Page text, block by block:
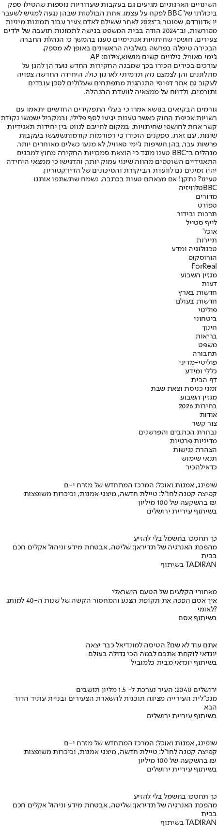
השינויים הארגוניים מגיעים גם בעקבות שערוריות נוספות שהטילו ספק
ביכולתו של BBC לפקח על עצמו. אחת הבולטות שבהן נגעה למגיש לשעבר
יו אדוורדס, שפוטר ב־2023 לאחר ששילם לאדם צעיר עבור תמונות מיניות
מפורשות, וב־2024 הודה בבית המשפט בגישה לתמונות תועבה של ילדים
צעירים. חושפי שחיתויות אנונימיים טענו בהמשך כי הנהלת החברה
הבכירה טיפלה בפרשה בשלביה הראשונים באופן לא מספק.
ג'ימי סאוויל. גילויים קשים מנשוא,צילום: AP
עורכים בכירים הכירו בכך שמבנה החקירות החדש נועד הן להגן על
מתלוננים והן לצמצם נזק תדמיתי לארגון כולו. היחידה החדשה צפויה
לעקוב גם אחר דפוסי התנהגות מתפתחים שעלולים לסכן עובדים
ותורמים, ולדווח על ממצאיה לוועדת ההנהלה.
גורמים הבקיאים בנושא אמרו כי בעלי התפקידים החדשים יתאמו עם
רשויות אכיפת החוק כאשר טענות יגיעו לסף פלילי, ובמקביל ישמשו נקודת
קשר אחת לחושפי שחיתויות, במקום לחייבם לנווט בין יחידות תאגידיות
שונות. עם זאת, ספקנים הזכירו כי רפורמות קודמותשנעשו בעקבות
פרשות עבר, בהן חשיפות ג’ימי סאוויל, לא מנעו כשלים מאוחרים יותר.
מנהלים ב־BBC טענו מנגד כי הוצאת סמכויות החקירה מחוץ למבנים
התאגידיים השוטפים מהווה שינוי עמוק יותר, והדגישו כי ממצאי היחידה
יהיו זמינים גם לוועדת הביקורת והסיכונים של הדירקטוריון.
טעינו? נתקן! אם מצאתם טעות בכתבה, נשמח שתשתפו אותנו
BBCטלוויזיה
מדורים
ספורט
תרבות ובידור
לייף סטייל
אוכל
תיירות
טכנולוגיה ומדע
הורוסקופ
ForReal
מגזין השבוע
דעות
חדשות בארץ
חדשות בעולם
פוליטי
ביטחוני
חינוך
בריאות
משפט
תחבורה
פוליטי-מדיני
כללי ומידע
דף הבית
זמני כניסת וצאת שבת
מגזין השבוע
בחירות 2026
אודות
צור קשר
נבחרת הכתבים והפרשנים
מדיניות פרטיות
הצהרת נגישות
תנאי שימוש
כדאילהכיר
שופינג, אמנות ואוכל: המרכז המתחדש של מזרח י-ם
קפיצה קטנה לחו"ל: טיילת חדשה, מיצגי אמנות, וכיכרות משופצות
בהשקעה של 100 מיליון ₪
בשיתוף עיריית ירושלים
כך תחסכו בחשמל בלי להזיע
מהפכת האנרגיה של תדיראן: שליטה, אבטחת מידע וניהול אקלים חכם
בבית
בשיתוף TADIRAN
מאחורי הקלעים של הטעם הישראלי
איך אסם הפכה את תקופת הצנע והמחסור הקשה של שנות ה-40 למותג
לאומי?
בשיתוף אסם
אתם עוד לא שם? הטיסה למונדיאל כבר יצאה
יונדאי לוקחת אתכם לבמה הכי גדולה בעולם
בשיתוף יונדאי מבית כלמוביל
ירושלים 2040: העיר נערכת ל- 1.5 מליון תושבים
מנכ"לית העירייה מציגה תוכנית להשארת הצעירים ובניית עתיד הדור
הבא
בשיתוף עיריית ירושלים
שופינג, אמנות ואוכל: המרכז המתחדש של מזרח י-ם
קפיצה קטנה לחו"ל: טיילת חדשה, מיצגי אמנות, וכיכרות משופצות
בהשקעה של 100 מיליון ₪
בשיתוף עיריית ירושלים
כך תחסכו בחשמל בלי להזיע
מהפכת האנרגיה של תדיראן: שליטה, אבטחת מידע וניהול אקלים חכם
בבית
בשיתוף TADIRAN